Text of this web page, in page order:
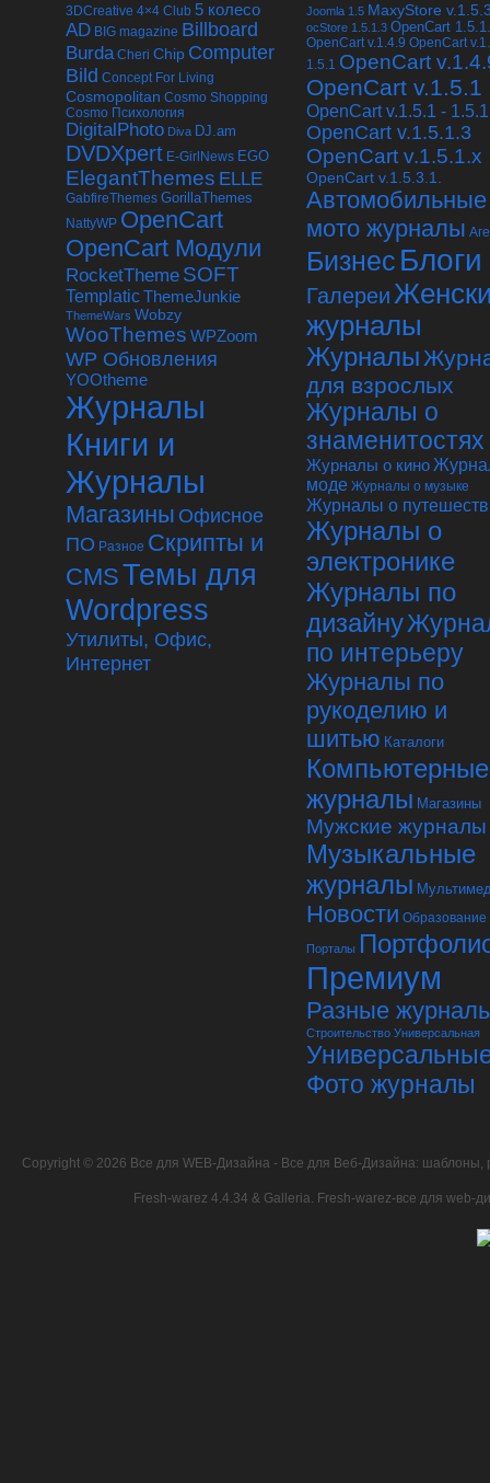
3DCreative 4×4 Club 5 колесо
AD BIG magazine Billboard
Burda Cheri Chip Computer
Bild Concept For Living
Cosmopolitan Cosmo Shopping
Cosmo Психология
DigitalPhoto Diva DJ.am
DVDXpert E-GirlNews EGO
ElegantThemes ELLE
GabfireThemes GorillaThemes
NattyWP OpenCart
OpenCart Модули
RocketTheme SOFT
TemplaticThemeJunkie
ThemeWars Wobzy
WooThemes WPZoom
WP Обновления
YOOtheme
Журналы
Книги и
Журналы
Магазины Офисное
ПО Разное Скрипты и
CMSТемы для
Wordpress
Утилиты, Офис,
Интернет
Joomla 1.5 MaxyStore
ocStore 1.5.1.3 OpenCart
OpenCart v.1.4.9 OpenCart
1.5.1 OpenCart
OpenCart v.1.5.1
OpenCart v.1.5.1 -
OpenCart v.1.5.1.3
OpenCart v.1.5.1.x
OpenCart v.1.5.3.1.
мото журналы
Бизнес Блоги
Галереи
журналы
Журналы
для взрослых
Журналы о
знаменитостях
Журналы о кино
моде Журналы о музыке
Журналы о
Журналы о
электронике
Журналы по
дизайну
по интерьеру
Журналы по
рукоделию и
шитью Каталоги
Компьютерные
журналы Магазины
Мужские журналы
Музыкальные
журналы
Новости Образование
Порталы
Премиум
Разные
Строительство Универсальная
Фото журналы
Copyright © 2026 Все для WEB-Дизайна- Все для Веб-Дизайна: шаблоны,
Fresh-warez 4.4.34 & Galleria. Fresh-warez-все для web-